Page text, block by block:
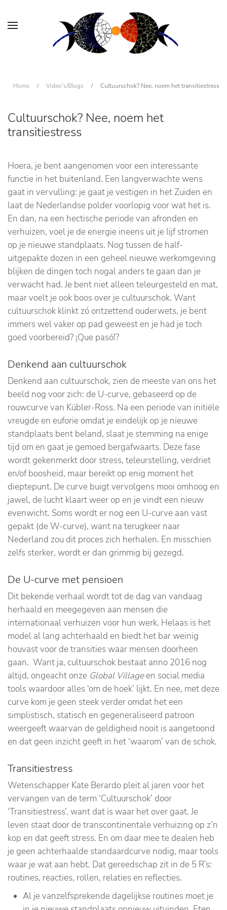
Home / Video's/Blogs / Cultuurschok? Nee, noem het transitiestress
Cultuurschok? Nee, noem het
transitiestress
Hoera, je bent aangenomen voor een interessante
functie in het buitenland. Een langverwachte wens
gaat in vervulling: je gaat je vestigen in het Zuiden en
laat de Nederlandse polder voorlopig voor wat het is.
En dan, na een hectische periode van afronden en
verhuizen, voel je de energie ineens uit je lijf stromen
op je nieuwe standplaats. Nog tussen de half-
uitgepakte dozen in een geheel nieuwe werkomgeving
blijken de dingen toch nogal anders te gaan dan je
verwacht had. Je bent niet alleen teleurgesteld en mat,
maar voelt je ook boos over je cultuurschok. Want
cultuurschok klinkt zó ontzettend ouderwets, je bent
immers wel vaker op pad geweest en je had je toch
goed voorbereid? ¡Que pasó!?
Denkend aan cultuurschok
Denkend aan cultuurschok, zien de meeste van ons het
beeld nog voor zich: de U-curve, gebaseerd op de
rouwcurve van Kübler-Ross. Na een periode van initiële
vreugde en euforie omdat je eindelijk op je nieuwe
standplaats bent beland, slaat je stemming na enige
tijd om en gaat je gemoed bergafwaarts. Deze fase
wordt gekenmerkt door stress, teleurstelling, verdriet
en/of boosheid, maar bereikt op enig moment het
dieptepunt. De curve buigt vervolgens mooi omhoog en
jawel, de lucht klaart weer op en je vindt een nieuw
evenwicht. Soms wordt er nog een U-curve aan vast
gepakt (de W-curve), want na terugkeer naar
Nederland zou dit proces zich herhalen. En misschien
zelfs sterker, wordt er dan grimmig bij gezegd.
De U-curve met pensioen
Dit bekende verhaal wordt tot de dag van vandaag
herhaald en meegegeven aan mensen die
internationaal verhuizen voor hun werk. Helaas is het
model al lang achterhaald en biedt het bar weinig
houvast voor de transities waar mensen doorheen
gaan. Want ja, cultuurschok bestaat anno 2016 nog
altijd, ongeacht onze Global Villageen social media
tools waardoor alles ‘om de hoek’ lijkt. En nee, met deze
curve kom je geen steek verder omdat het een
simplistisch, statisch en gegeneraliseerd patroon
weergeeft waarvan de geldigheid nooit is aangetoond
en dat geen inzicht geeft in het ‘waarom’ van de schok.
Transitiestress
Wetenschapper Kate Berardo pleit al jaren voor het
vervangen van de term ‘Cultuurschok’ door
‘Transitiestress’, want dat is waar het over gaat. Je
leven staat door de transcontinentale verhuizing op z’n
kop en dat geeft stress. En om daar mee te dealen heb
je geen achterhaalde standaardcurve nodig, maar tools
waar je wat aan hebt. Dat gereedschap zit in de 5 R’s:
routines, reacties, rollen, relaties en reflecties.
Al je vanzelfsprekende dagelijkse routines moet je